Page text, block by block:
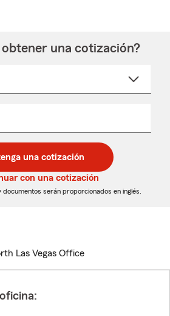
una cotización?
una cotización
con una cotización
documentos serán proporcionados en inglés.
Las Vegas Office